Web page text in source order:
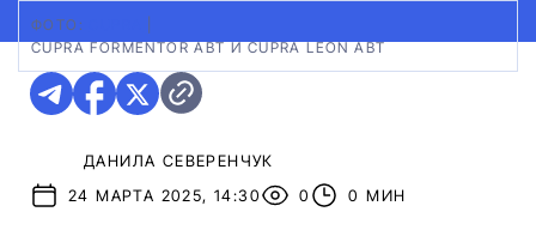
ФОТО:
CUPRA FORMENTOR ABT И CUPRA LEON ABT
ДАНИЛА СЕВЕРЕНЧУК
24 МАРТА 2025, 14:30
0 0 МИН